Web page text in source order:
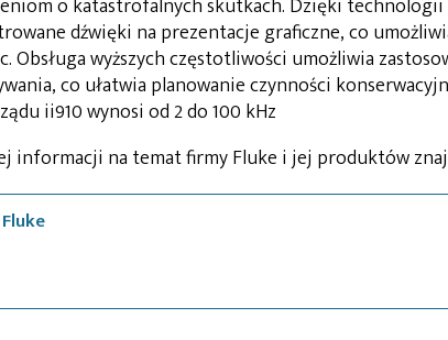
dźwięki na prezentacje graficzne, co
Obsługa wyższych częstotliwości umożliwia
co ułatwia planowanie czynności
ii910 wynosi od 2 do 100 kHz
informacji na temat firmy Fluke i jej produktów
Fluke